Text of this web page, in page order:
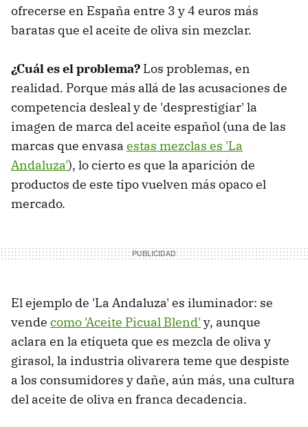
ofrecerse en España entre 3 y 4 euros más
baratas que el aceite de oliva sin mezclar.
¿Cuál es el problema? Los problemas, en
realidad. Porque más allá de las acusaciones de
competencia desleal y de 'desprestigiar' la
imagen de marca del aceite español (una de las
marcas que envasa estas mezclas es 'La
Andaluza'), lo cierto es que la aparición de
productos de este tipo vuelven más opaco el
mercado.
El ejemplo de 'La Andaluza' es iluminador: se
vende como 'Aceite Picual Blend' y, aunque
aclara en la etiqueta que es mezcla de oliva y
girasol, la industria olivarera teme que despiste
a los consumidores y dañe, aún más, una cultura
del aceite de oliva en franca decadencia.